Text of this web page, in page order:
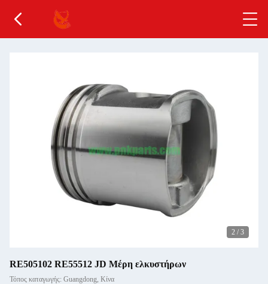
2 / 3
RE505102 RE55512 JD Μέρη ελκυστήρων
Τόπος καταγωγής: Guangdong, Κίνα